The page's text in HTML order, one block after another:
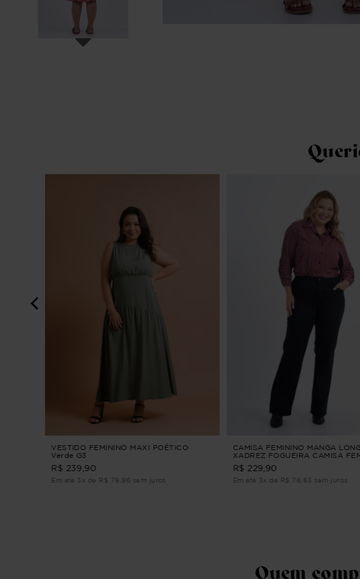
VESTIDO FEMININO MAXI POÉTICO
Verde G3
R$ 239,90
Em até 3x de R$ 79,96 sem juros
CAMISA FEMININO MANGA
XADREZ FOGUEIRA CAMISA
MANGA LONGA XADREZ Vinho P
R$ 229,90
Em até 3x de R$ 76,63 sem juros
Quem